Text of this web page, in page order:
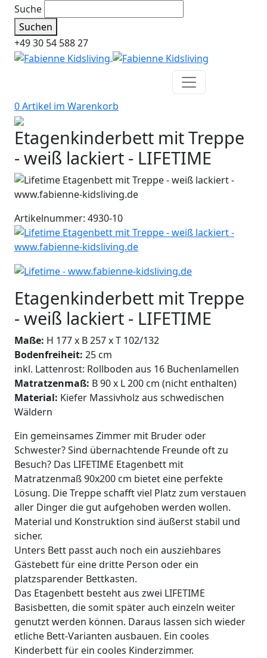
Suche
Suchen
+49 30 54 588 27
0 Artikel im Warenkorb
Etagenkinderbett mit Treppe
- weiß lackiert - LIFETIME
Artikelnummer: 4930-10
Etagenkinderbett mit Treppe
- weiß lackiert - LIFETIME
Maße: H 177 x B 257 x T 102/132
Bodenfreiheit: 25 cm
inkl. Lattenrost: Rollboden aus 16 Buchenlamellen
Matratzenmaß: B 90 x L 200 cm (nicht enthalten)
Material: Kiefer Massivholz aus schwedischen
Wäldern
Ein gemeinsames Zimmer mit Bruder oder
Schwester? Sind übernachtende Freunde oft zu
Besuch? Das LIFETIME Etagenbett mit
Matratzenmaß 90x200 cm bietet eine perfekte
Lösung. Die Treppe schafft viel Platz zum verstauen
aller Dinger die gut aufgehoben werden wollen.
Material und Konstruktion sind äußerst stabil und
sicher.
Unters Bett passt auch noch ein ausziehbares
Gästebett für eine dritte Person oder ein
platzsparender Bettkasten.
Das Etagenbett besteht aus zwei LIFETIME
Basisbetten, die somit später auch einzeln weiter
genutzt werden können. Daraus lassen sich wieder
etliche Bett-Varianten ausbauen. Ein cooles
Kinderbett für ein cooles Kinderzimmer.